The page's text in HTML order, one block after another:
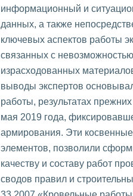
информационный и
данных, а также
ключевых аспектов работы
связанных с
израсходованных
выводы экспертов
работы, результатах
мая 2019 года,
армирования. Эти
элементов, позволили
качеству и составу работ
сводов правил и